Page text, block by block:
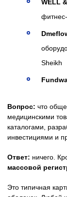
WELL
Sheikh
Вопрос: что
медицинскими
каталогами,
инвестициями и
Ответ: ничего.
массовой
Это типичная